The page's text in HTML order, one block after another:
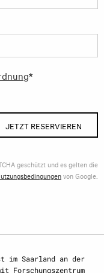
*
JETZT RESERVIEREN
geschützt und es gelten die
von Google.
im Saarland an der
Forschungszentrum